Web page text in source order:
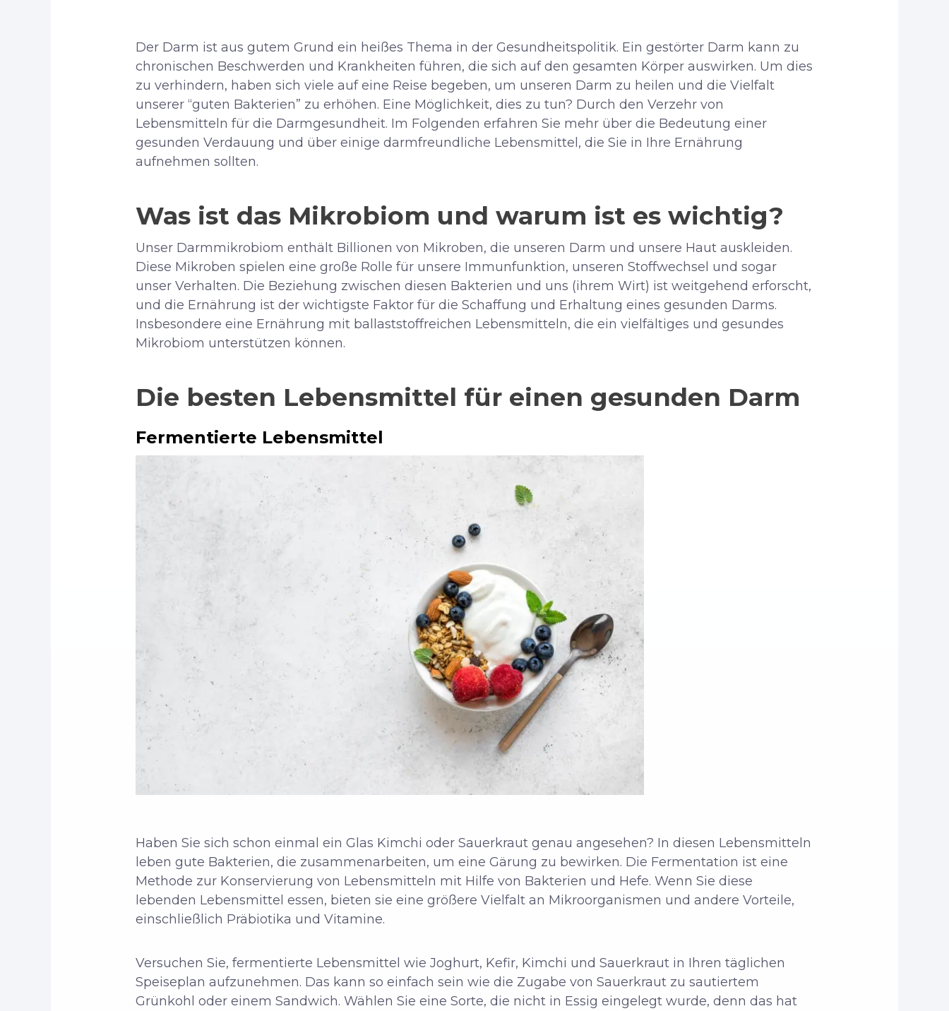
Der Darm ist aus gutem Grund ein heißes Thema in der Gesundheitspolitik. Ein gestörter Darm kann zu
chronischen Beschwerden und Krankheiten führen, die sich auf den gesamten Körper auswirken. Um dies
zu verhindern, haben sich viele auf eine Reise begeben, um unseren Darm zu heilen und die Vielfalt
unserer “guten Bakterien” zu erhöhen. Eine Möglichkeit, dies zu tun? Durch den Verzehr von
Lebensmitteln für die Darmgesundheit. Im Folgenden erfahren Sie mehr über die Bedeutung einer
gesunden Verdauung und über einige darmfreundliche Lebensmittel, die Sie in Ihre Ernährung
aufnehmen sollten.
Was ist das Mikrobiom und warum ist es wichtig?
Unser Darmmikrobiom enthält Billionen von Mikroben, die unseren Darm und unsere Haut auskleiden.
Diese Mikroben spielen eine große Rolle für unsere Immunfunktion, unseren Stoffwechsel und sogar
unser Verhalten. Die Beziehung zwischen diesen Bakterien und uns (ihrem Wirt) ist weitgehend erforscht,
und die Ernährung ist der wichtigste Faktor für die Schaffung und Erhaltung eines gesunden Darms.
Insbesondere eine Ernährung mit ballaststoffreichen Lebensmitteln, die ein vielfältiges und gesundes
Mikrobiom unterstützen können.
Die besten Lebensmittel für einen gesunden Darm
Fermentierte Lebensmittel
Haben Sie sich schon einmal ein Glas Kimchi oder Sauerkraut genau angesehen? In diesen Lebensmitteln
leben gute Bakterien, die zusammenarbeiten, um eine Gärung zu bewirken. Die Fermentation ist eine
Methode zur Konservierung von Lebensmitteln mit Hilfe von Bakterien und Hefe. Wenn Sie diese
lebenden Lebensmittel essen, bieten sie eine größere Vielfalt an Mikroorganismen und andere Vorteile,
einschließlich Präbiotika und Vitamine.
Versuchen Sie, fermentierte Lebensmittel wie Joghurt, Kefir, Kimchi und Sauerkraut in Ihren täglichen
Speiseplan aufzunehmen. Das kann so einfach sein wie die Zugabe von Sauerkraut zu sautiertem
Grünkohl oder einem Sandwich. Wählen Sie eine Sorte, die nicht in Essig eingelegt wurde, denn das hat